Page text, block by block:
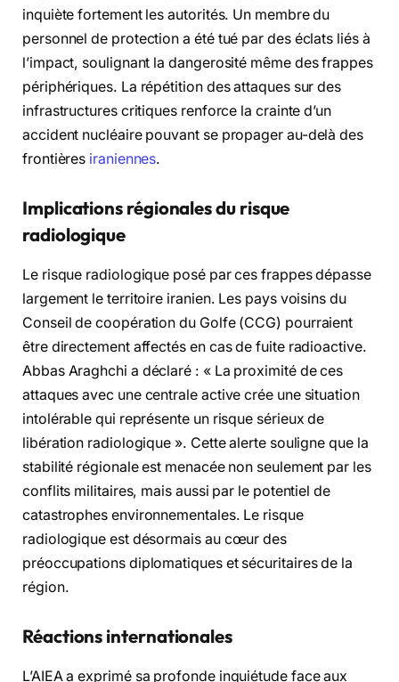
inquiète fortement les autorités. Un membre du
personnel de protection a été tué par des éclats liés à
l’impact, soulignant la dangerosité même des frappes
périphériques. La répétition des attaques sur des
infrastructures critiques renforce la crainte d’un
accident nucléaire pouvant se propager au-delà des
frontières iraniennes.
Implications régionales du risque
radiologique
Le risque radiologique posé par ces frappes dépasse
largement le territoire iranien. Les pays voisins du
Conseil de coopération du Golfe (CCG) pourraient
être directement affectés en cas de fuite radioactive.
Abbas Araghchi a déclaré : « La proximité de ces
attaques avec une centrale active crée une situation
intolérable qui représente un risque sérieux de
libération radiologique ». Cette alerte souligne que la
stabilité régionale est menacée non seulement par les
conflits militaires, mais aussi par le potentiel de
catastrophes environnementales. Le risque
radiologique est désormais au cœur des
préoccupations diplomatiques et sécuritaires de la
région.
Réactions internationales
L’AIEA a exprimé sa profonde inquiétude face aux